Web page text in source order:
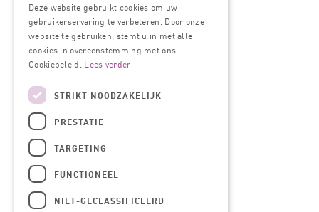
Deze website gebruikt cookies om uw
gebruikerservaring te verbeteren. Door onze
website te gebruiken, stemt u in met alle
cookies in overeenstemming met ons
Cookiebeleid. Lees verder
STRIKT NOODZAKELIJK
PRESTATIE
TARGETING
FUNCTIONEEL
NIET-GECLASSIFICEERD